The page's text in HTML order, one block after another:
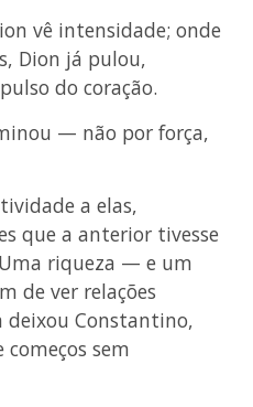
vê intensidade; onde
Dion já pulou,
do coração.
— não por força,
a elas,
que a anterior tivesse
riqueza — e um
de ver relações
deixou Constantino,
sem